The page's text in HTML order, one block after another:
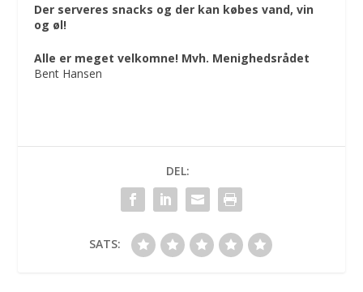
Der serveres snacks og der kan købes vand, vin
og øl!
Alle er meget velkomne! Mvh. Menighedsrådet
Bent Hansen
DEL:
SATS: